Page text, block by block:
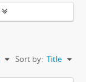
Sort by: Title